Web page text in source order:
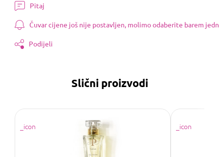
Pitaj
Čuvar cijene još nije postavljen, molimo odaberite barem
Podijeli
Slični proizvodi